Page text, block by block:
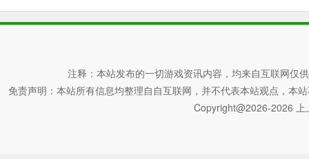
注释：本站发布的一切游戏资讯内容，均来自互联网仅
免责声明：本站所有信息均整理自自互联网，并不代表本站观点，本
Copyright@2026-2026